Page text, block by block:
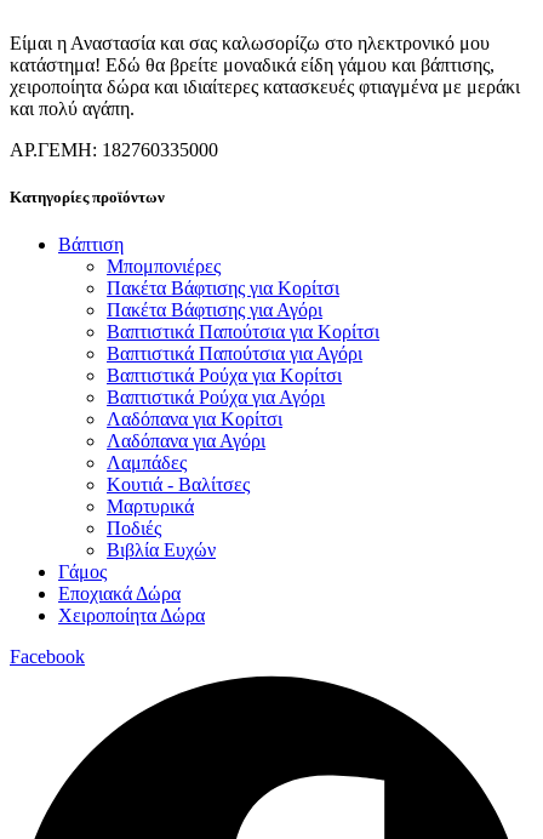
Είμαι η Αναστασία και σας καλωσορίζω στο ηλεκτρονικό μου
κατάστημα! Εδώ θα βρείτε μοναδικά είδη γάμου και βάπτισης,
χειροποίητα δώρα και ιδιαίτερες κατασκευές φτιαγμένα με μεράκι
και πολύ αγάπη.
ΑΡ.ΓΕΜΗ: 182760335000
Κατηγορίες προϊόντων
Βάπτιση
Μπομπονιέρες
Πακέτα Βάφτισης για Κορίτσι
Πακέτα Βάφτισης για Αγόρι
Βαπτιστικά Παπούτσια για Κορίτσι
Βαπτιστικά Παπούτσια για Αγόρι
Βαπτιστικά Ρούχα για Κορίτσι
Βαπτιστικά Ρούχα για Αγόρι
Λαδόπανα για Κορίτσι
Λαδόπανα για Αγόρι
Λαμπάδες
Κουτιά - Βαλίτσες
Μαρτυρικά
Ποδιές
Βιβλία Ευχών
Γάμος
Εποχιακά Δώρα
Χειροποίητα Δώρα
Facebook